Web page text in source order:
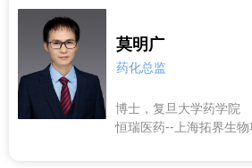
博士，复旦大学药学院
恒瑞医药--上海拓界生物
莫明广
药化总监